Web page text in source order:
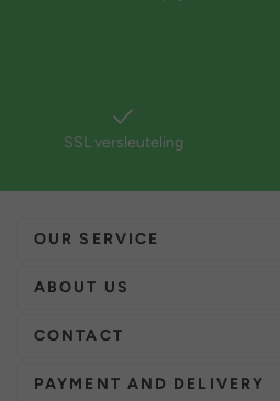
SSL versleuteling
OUR SERVICE
ABOUT US
CONTACT
PAYMENT AND DELIVERY